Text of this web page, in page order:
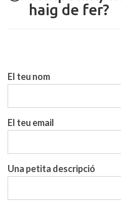
haig de fer?
El teu nom
El teu email
Una petita descripció